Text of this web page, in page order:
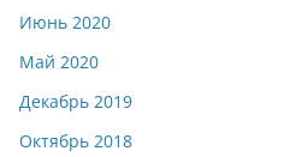
Июнь 2020
Май 2020
Декабрь 2019
Октябрь 2018